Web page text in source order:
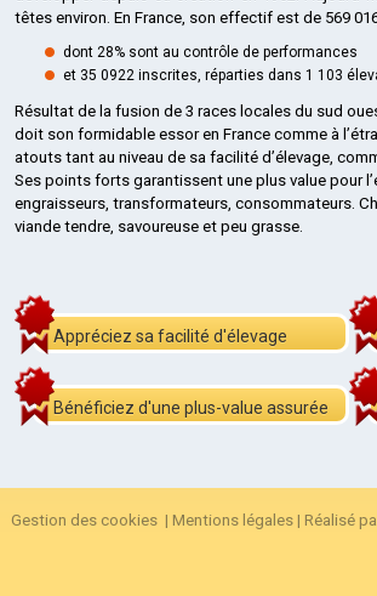
têtes environ. En France, son effectif est de 569
dont 28% sont au contrôle de performances
et 35 0922 inscrites, réparties dans 1 103
Résultat de la fusion de 3 races locales du sud
doit son formidable essor en France comme à
atouts tant au niveau de sa facilité d’élevage,
Ses points forts garantissent une plus value pour
engraisseurs, transformateurs, consommateurs.
viande tendre, savoureuse et peu grasse.
Appréciez sa facilité d'élevage
Bénéficiez d'une plus-value assurée
Gestion des cookies | Mentions légales | Réalisé